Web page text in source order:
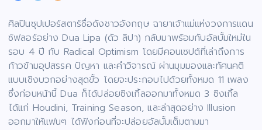
ศิลปินซุปเปอร์สตาร์ชื่อดังชาวอังกฤษ ฉายาเจ้าแม่แห่งวงการแดน
ซ์ฟลอร์อย่าง Dua Lipa (ดัว ลิปา) กลับมาพร้อมกับอัลบั้มใหม่ใน
รอบ 4 ปี กับ Radical Optimism โดยมีคอนเซปต์ที่เล่าถึงการ
ก้าวข้ามอุปสรรค ปัญหา และคำวิจารณ์ ผ่านมุมมองและทัศนคติ
แบบเชิงบวกอย่างสุดขั้ว โดยจะประกอบไปด้วยทั้งหมด 11 เพลง
ซึ่งก่อนหน้านี้ Dua ก็ได้ปล่อยซิงเกิ้ลออกมาทั้งหมด 3 ซิงเกิ้ล
ได้แก่ Houdini, Training Season, และล่าสุดอย่าง Illusion
ออกมาให้แฟนๆ ได้ฟังก่อนที่จะปล่อยอัลบั้มเต็มตามมา